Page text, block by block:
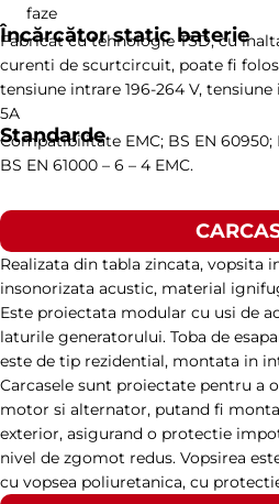
faze
Încărcător static baterie
Fabricat cu tehnologie TSD, cu
curenti de scurtcircuit, poate fi
tensiune intrare 196-264 V, tensiune
5A
Standarde
Compatibilitate EMC; BS EN 60950;
BS EN 61000 – 6 – 4 EMC.
Realizata din tabla zincata, vopsita
insonorizata acustic, material
Este proiectata modular cu usi de
laturile generatorului. Toba de
este de tip rezidential, montata in
Carcasele sunt proiectate pentru a
motor si alternator, putand fi
exterior, asigurand o protectie
nivel de zgomot redus. Vopsirea
cu vopsea poliuretanica, cu